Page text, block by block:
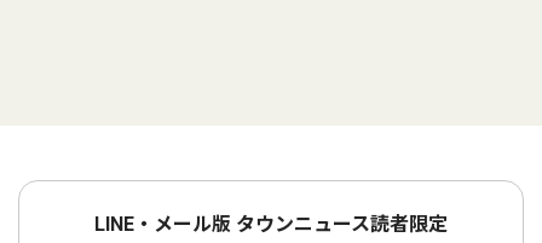
LINE・メール版 タウンニュース読者限定